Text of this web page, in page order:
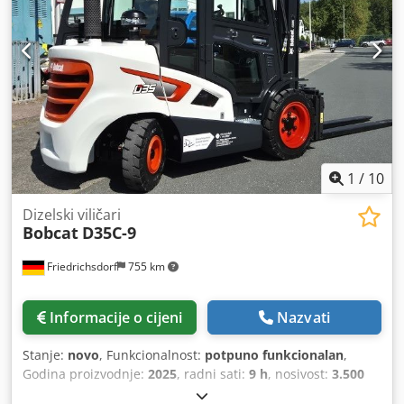
1 / 10
Friedrichsdorf 755 km
Dizelski viličari
Bobcat D35C-9
Informacije o cijeni Nazvati
Stanje: novo, Funkcionalnost: potpuno funkcionalan,
Godina proizvodnje: 2025, radni sati: 9 h, nosivost: 3.500
4.380 mm